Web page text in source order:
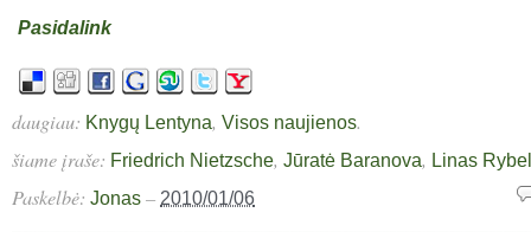
Pasidalink
daugiau: Knygų Lentyna, Visos naujienos.
šiame įraše: Friedrich Nietzsche, Jūratė Baranova, Linas
Paskelbė: Jonas – 2010/01/06